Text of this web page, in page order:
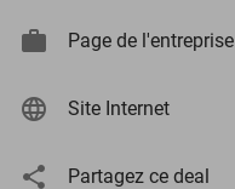
Page de l'entreprise
Site Internet
Partagez ce deal